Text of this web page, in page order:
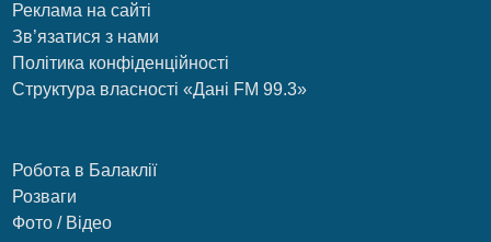
Реклама на сайті
Зв’язатися з нами
Політика конфіденційності
Структура власності «Дані FM 99.3»
Робота в Балаклії
Розваги
Фото / Відео